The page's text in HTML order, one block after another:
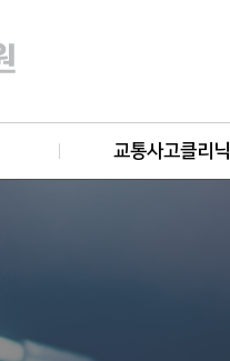
교통사고클리닉